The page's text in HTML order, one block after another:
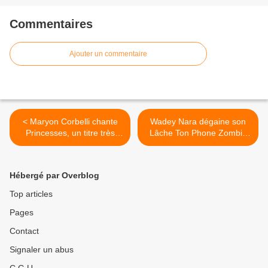
Commentaires
Ajouter un commentaire
< Maryon Corbelli chante
Princesses, un titre très
girly et percutant !
Wadey Nara dégaine son
Lâche Ton Phone Zombie
pour Halloween ! >
Hébergé par Overblog
Top articles
Pages
Contact
Signaler un abus